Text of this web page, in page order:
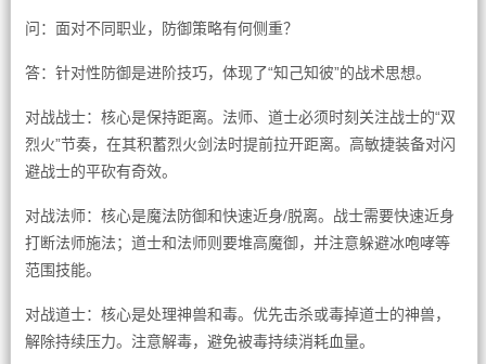
问：面对不同职业，防御策略有何侧重？
答：针对性防御是进阶技巧，体现了“知己知彼”的战术思想。
对战战士：核心是保持距离。法师、道士必须时刻关注战士的“双
烈火”节奏，在其积蓄烈火剑法时提前拉开距离。高敏捷装备对闪
避战士的平砍有奇效。
对战法师：核心是魔法防御和快速近身/脱离。战士需要快速近身
打断法师施法；道士和法师则要堆高魔御，并注意躲避冰咆哮等
范围技能。
对战道士：核心是处理神兽和毒。优先击杀或毒掉道士的神兽，
解除持续压力。注意解毒，避免被毒持续消耗血量。